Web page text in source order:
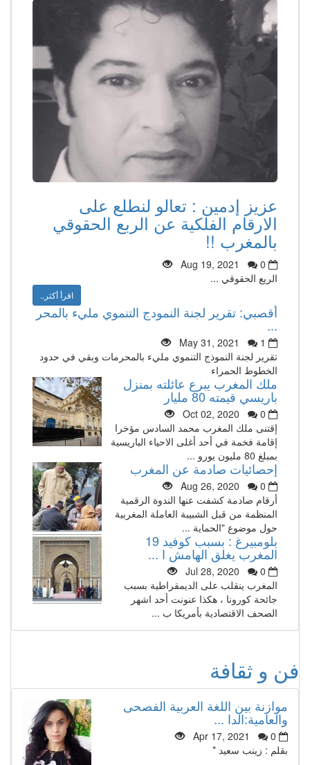
عزيز إدمين : تعالو لنطلع على
الارقام الفلكية عن الربع الحقوقي
بالمغرب !!
Aug 19, 2021
0
الريع الحقوقي ...
اقرأ أكثر..
أقصبي: تقرير لجنة النمودج التنموي مليء بالمحر
May 31, 2021
1
تقرير لجنة النموذج التنموي مليء بالمحرمات وبقي في حدود
الخطوط الحمراء
ملك المغرب يبرع عائلته بمنزل
باريسي قيمته 80 مليار
Oct 02, 2020
0
إقتنى ملك المغرب محمد السادس مؤخرا
إقامة فخمة في أحد أغلى الاحياء الباريسية
بمبلغ 80 مليون يورو ...
إحصائيات صادمة عن المغرب
Aug 26, 2020
0
أرقام صادمة كشفت عنها الندوة الرقمية
المنظمة من قبل الشبيبة العاملة المغربية
حول موضوع "الحماية ...
بلومبيرغ : بسبب كوفيد 19
المغرب يغلق الهامش ا ...
Jul 28, 2020
0
المغرب ينقلب على الديمقراطية بسبب
جائحة كورونا ، هكذا عنونت أحد اشهر
الصحف الاقتصادية بأمريكا ب ...
فن و ثقافة
موازنة بين اللغة العربية الفصحى
والعامية:الدا ...
Apr 17, 2021
0
بقلم : زينب سعيد *